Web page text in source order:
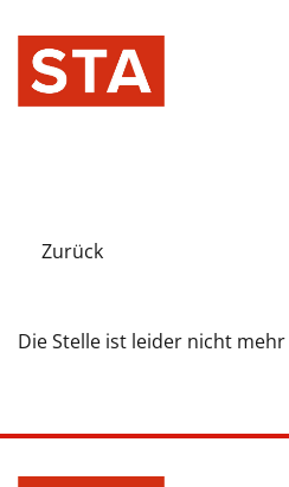
Zurück
Die Stelle ist leider nicht